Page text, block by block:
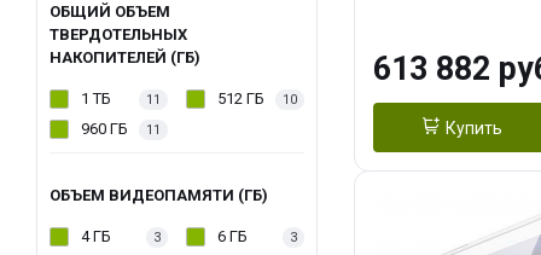
ОБЩИЙ ОБЪЕМ
ТВЕРДОТЕЛЬНЫХ
НАКОПИТЕЛЕЙ (ГБ)
1 ТБ 11 512 ГБ 10
960 ГБ 11
ОБЪЕМ ВИДЕОПАМЯТИ (ГБ)
4 ГБ 3 6 ГБ 3
Turbo/ 960 ГБ
613 882
Купить